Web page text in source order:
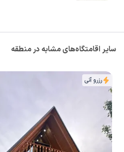
سایر اقامتگاه‌های مشابه در منطقه
رزرو آنی